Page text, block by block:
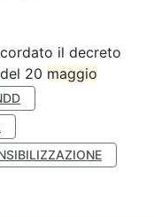
il decreto
20 maggio